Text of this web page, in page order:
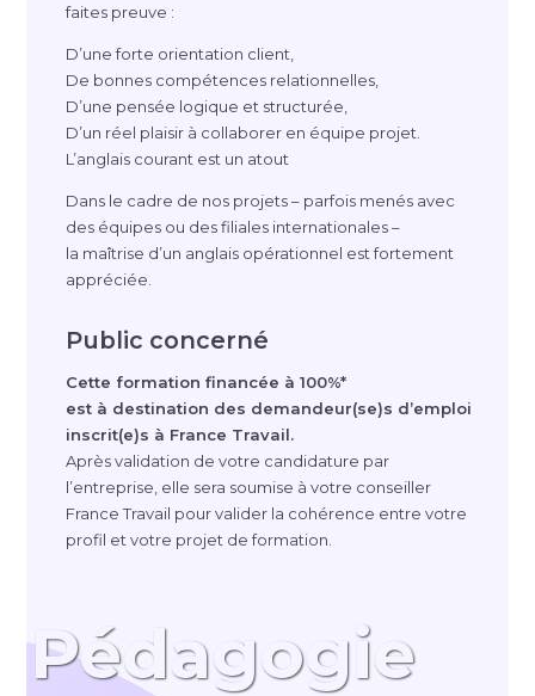
faites preuve :
D’une forte orientation client,
De bonnes compétences relationnelles,
D’une pensée logique et structurée,
D’un réel plaisir à collaborer en équipe projet.
L’anglais courant est un atout
Dans le cadre de nos projets – parfois menés avec
des équipes ou des filiales internationales –
la maîtrise d’un anglais opérationnel est fortement
appréciée.
Public concerné
Cette formation financée à 100%*
est à destination des demandeur(se)s d’emploi
inscrit(e)s à France Travail.
Après validation de votre candidature par
l’entreprise, elle sera soumise à votre conseiller
France Travail pour valider la cohérence entre votre
profil et votre projet de formation.
Pédagogie